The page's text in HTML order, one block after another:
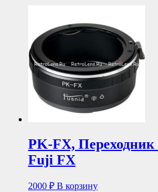
PK-FX,
Fuji FX
2000 ₽ В корзину